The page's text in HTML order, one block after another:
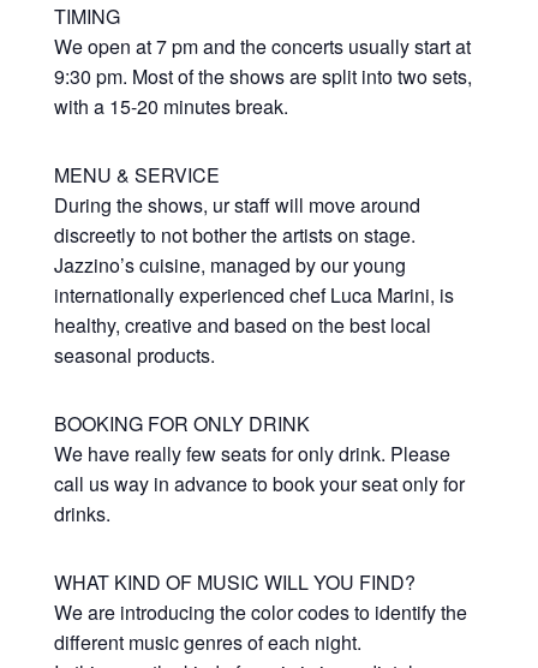
TIMING
We open at 7 pm and the concerts usually start at
9:30 pm. Most of the shows are split into two sets,
with a 15-20 minutes break.
MENU & SERVICE
During the shows, ur staff will move around
discreetly to not bother the artists on stage.
Jazzino’s cuisine, managed by our young
internationally experienced chef Luca Marini, is
healthy, creative and based on the best local
seasonal products.
BOOKING FOR ONLY DRINK
We have really few seats for only drink. Please
call us way in advance to book your seat only for
drinks.
WHAT KIND OF MUSIC WILL YOU FIND?
We are introducing the color codes to identify the
different music genres of each night.